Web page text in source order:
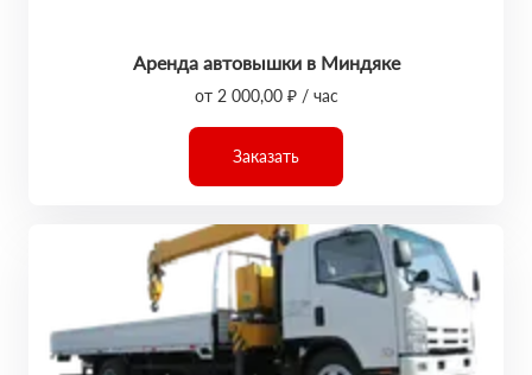
Аренда автовышки в Миндяке
от 2 000,00 ₽ / час
Заказать